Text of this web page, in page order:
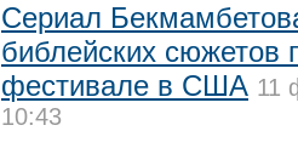
Сериал
библейских сюжетов
фестивале в США 11
10:43